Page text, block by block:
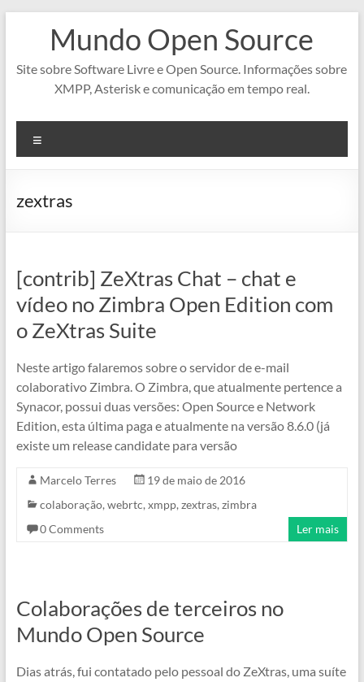
conteúdo
Mundo Open Source
Site sobre Software Livre e Open Source. Informações sobre
XMPP, Asterisk e comunicação em tempo real.
zextras
[contrib] ZeXtras Chat – chat e
vídeo no Zimbra Open Edition com
o ZeXtras Suite
Neste artigo falaremos sobre o servidor de e-mail
colaborativo Zimbra. O Zimbra, que atualmente pertence a
Synacor, possui duas versões: Open Source e Network
Edition, esta última paga e atualmente na versão 8.6.0 (já
existe um release candidate para versão
Marcelo Terres
19 de maio de 2016
colaboração, webrtc, xmpp, zextras, zimbra
0 Comments
Ler mais
Colaborações de terceiros no
Mundo Open Source
Dias atrás, fui contatado pelo pessoal do ZeXtras, uma suíte